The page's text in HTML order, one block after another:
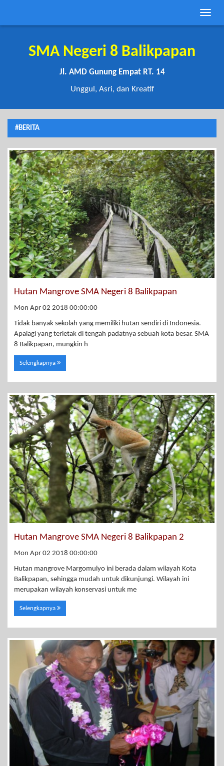
Toggle
SMA Negeri 8 Balikpapan
Jl. AMD Gunung Empat RT. 14
Unggul, Asri, dan Kreatif
#BERITA
Hutan Mangrove SMA Negeri 8 Balikpapan
Mon Apr 02 2018 00:00:00
Tidak banyak sekolah yang memiliki hutan sendiri di Indonesia.
Apalagi yang terletak di tengah padatnya sebuah kota besar. SMA
8 Balikpapan, mungkin h
Selengkapnya
Hutan Mangrove SMA Negeri 8 Balikpapan 2
Mon Apr 02 2018 00:00:00
Hutan mangrove Margomulyo ini berada dalam wilayah Kota
Balikpapan, sehingga mudah untuk dikunjungi. Wilayah ini
merupakan wilayah konservasi untuk me
Selengkapnya